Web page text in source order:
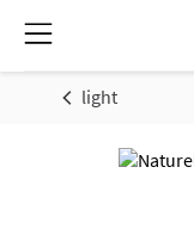
light